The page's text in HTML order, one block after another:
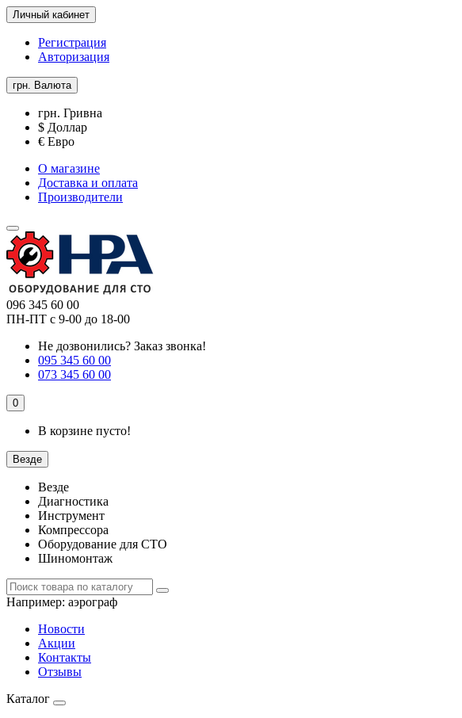
Личный кабинет
Регистрация
Авторизация
грн. Валюта
грн. Гривна
$ Доллар
€ Евро
О магазине
Доставка и оплата
Производители
096 345 60 00
ПН-ПТ с 9-00 до 18-00
Не дозвонились? Заказ звонка!
095 345 60 00
073 345 60 00
0
В корзине пусто!
Везде
Везде
Диагностика
Инструмент
Компрессора
Оборудование для СТО
Шиномонтаж
Например: аэрограф
Новости
Акции
Контакты
Отзывы
Каталог